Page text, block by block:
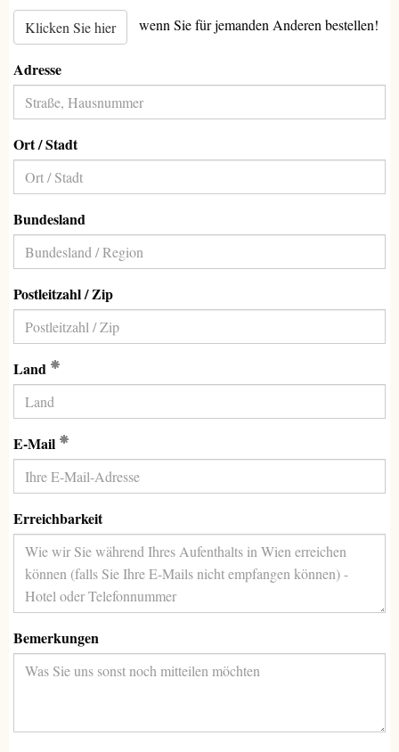
Klicken Sie hier wenn Sie für jemanden Anderen bestellen!
Adresse
Ort / Stadt
Bundesland
Postleitzahl / Zip
Land
E-Mail
Erreichbarkeit
Bemerkungen